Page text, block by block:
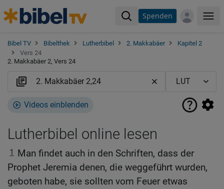
Spenden
Bibel TV Bibelthek Lutherbibel 2. Makkabäer
Kapitel 2
Vers 24
2. Makkabäer 2, Vers 24
Videos einblenden
Lutherbibel online lesen
1 Man findet auch in den Schriften, dass der
Prophet Jeremia denen, die weggeführt wurden,
geboten habe, sie sollten vom Feuer etwas